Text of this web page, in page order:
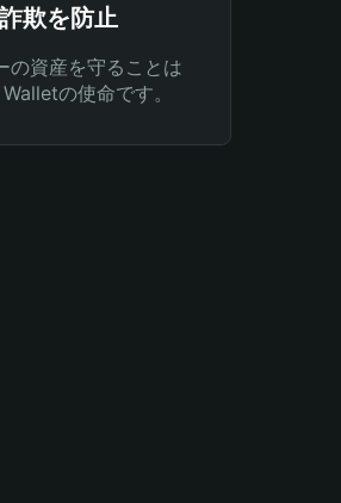
詐欺を防止
の資産を守ることは
の使命です。